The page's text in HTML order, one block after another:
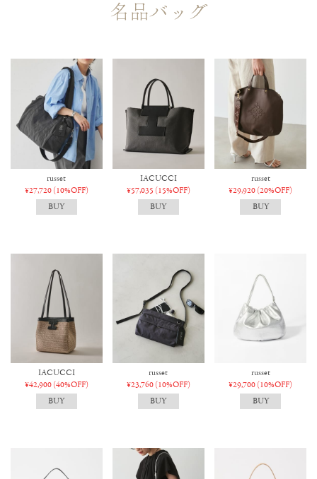
名品バッグ
russet
¥27,720 (10%OFF)
IACUCCI
¥57,035 (15%OFF)
russet
¥29,920 (20%OFF)
IACUCCI
¥42,900 (40%OFF)
russet
¥23,760 (10%OFF)
russet
¥29,700 (10%OFF)